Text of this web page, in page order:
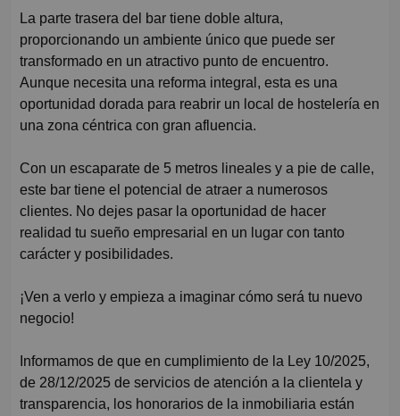
La parte trasera del bar tiene doble altura,
proporcionando un ambiente único que puede ser
transformado en un atractivo punto de encuentro.
Aunque necesita una reforma integral, esta es una
oportunidad dorada para reabrir un local de hostelería en
una zona céntrica con gran afluencia.
Con un escaparate de 5 metros lineales y a pie de calle,
este bar tiene el potencial de atraer a numerosos
clientes. No dejes pasar la oportunidad de hacer
realidad tu sueño empresarial en un lugar con tanto
carácter y posibilidades.
¡Ven a verlo y empieza a imaginar cómo será tu nuevo
negocio!
Informamos de que en cumplimiento de la Ley 10/2025,
de 28/12/2025 de servicios de atención a la clientela y
transparencia, los honorarios de la inmobiliaria están